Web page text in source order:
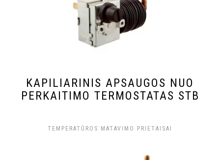
KAPILIARINIS APSAUGOS NUO
PERKAITIMO TERMOSTATAS STB
TEMPERATŪROS MATAVIMO PRIETAISAI